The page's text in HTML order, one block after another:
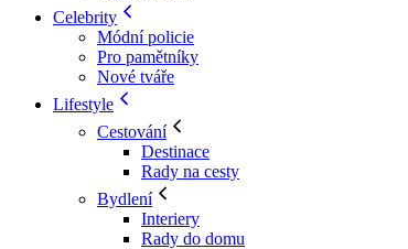
Celebrity
Módní policie
Pro pamětníky
Nové tváře
Lifestyle
Cestování
Destinace
Rady na cesty
Bydlení
Interiery
Rady do domu